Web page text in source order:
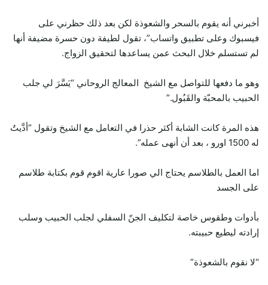
أخبرني أنه يقوم بالسحر والشعوذة لكن بعد ذلك حظرني على
فيسبوك وعلى تطبيق واتساب”، تقول لطيفة دون حسرة مضيفة أنها
لم تستسلم خلال البحث عمن يساعدها لتحقيق الزواج.
وهو ما دفعها للتواصل مع الشيخ المعالج الروحاني “يَسَّرَ لي جلب
الحبيب بالمحبّة والقَبُول.”
هذه المرة كانت الشابة أكثر حذرا في التعامل مع الشيخ وتقول “أدَّيتُ
له 1500 اورو ، بعد أن أنهى عمله”.
اما العمل بالطلاسم يحتاج الي صورا عارية اقوم قوم بكتابة طلاسم
على الجسد
بأدوات وطقوس خاصة لتكليف الجنّ السفلي لجلب الحبيب وسلب
إرادته ليطيع حبيبته.
“لا نقوم بالشعوذة”